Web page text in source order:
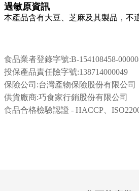
過敏原資訊
本產品含有大豆、芝麻及其製品，不
食品業者登錄字號:B-154108458-
投保產品責任險字號:138714000049
保險公司:台灣產物保險股份有限公司
供貨廠商:巧食家行銷股份有限公司
食品合格檢驗認證 - HACCP、